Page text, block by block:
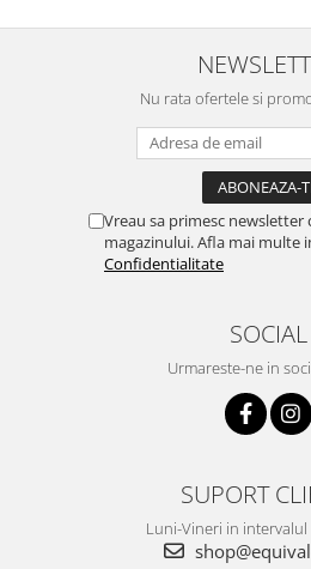
Nu rata ofertele si
Vreau sa primesc
magazinului. Afla mai multe
Confidentialitate
SOCIAL
Urmareste-ne in
SUPORT
Luni-Vineri in intervalul